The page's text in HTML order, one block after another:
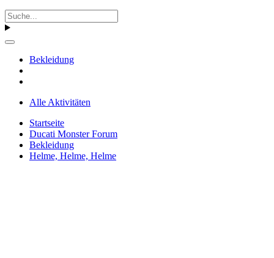
Bekleidung
Alle Aktivitäten
Startseite
Ducati Monster Forum
Bekleidung
Helme, Helme, Helme